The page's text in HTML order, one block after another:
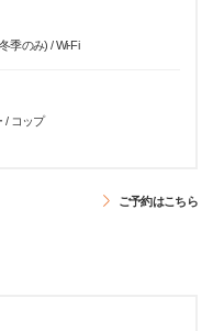
季のみ) / Wi-Fi
/ コップ
ご予約はこちら